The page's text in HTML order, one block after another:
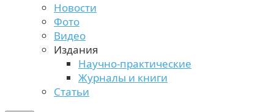
Новости
Фото
Видео
Издания
Научно-практические
Журналы и книги
Статьи